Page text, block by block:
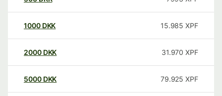
1000 DKK 15.985 XPF
2000 DKK 31.970 XPF
5000 DKK 79.925 XPF